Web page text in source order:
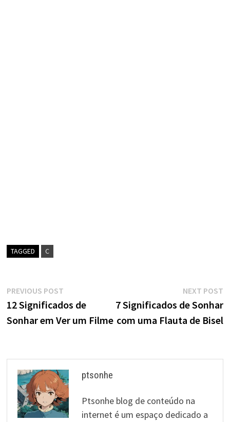
TAGGED C
Navegação
de
PREVIOUS POSTPrevious
post:
12 Significados de
Sonhar em Ver um Filme
NEXT POST
7 Significados de Sonhar
com uma Flauta de Bisel
ptsonhe
Ptsonhe blog de conteúdo na
internet é um espaço dedicado a